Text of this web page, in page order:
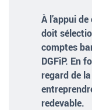
À l’appui
doit
comptes
DGFiP. En
regard de
redevable.